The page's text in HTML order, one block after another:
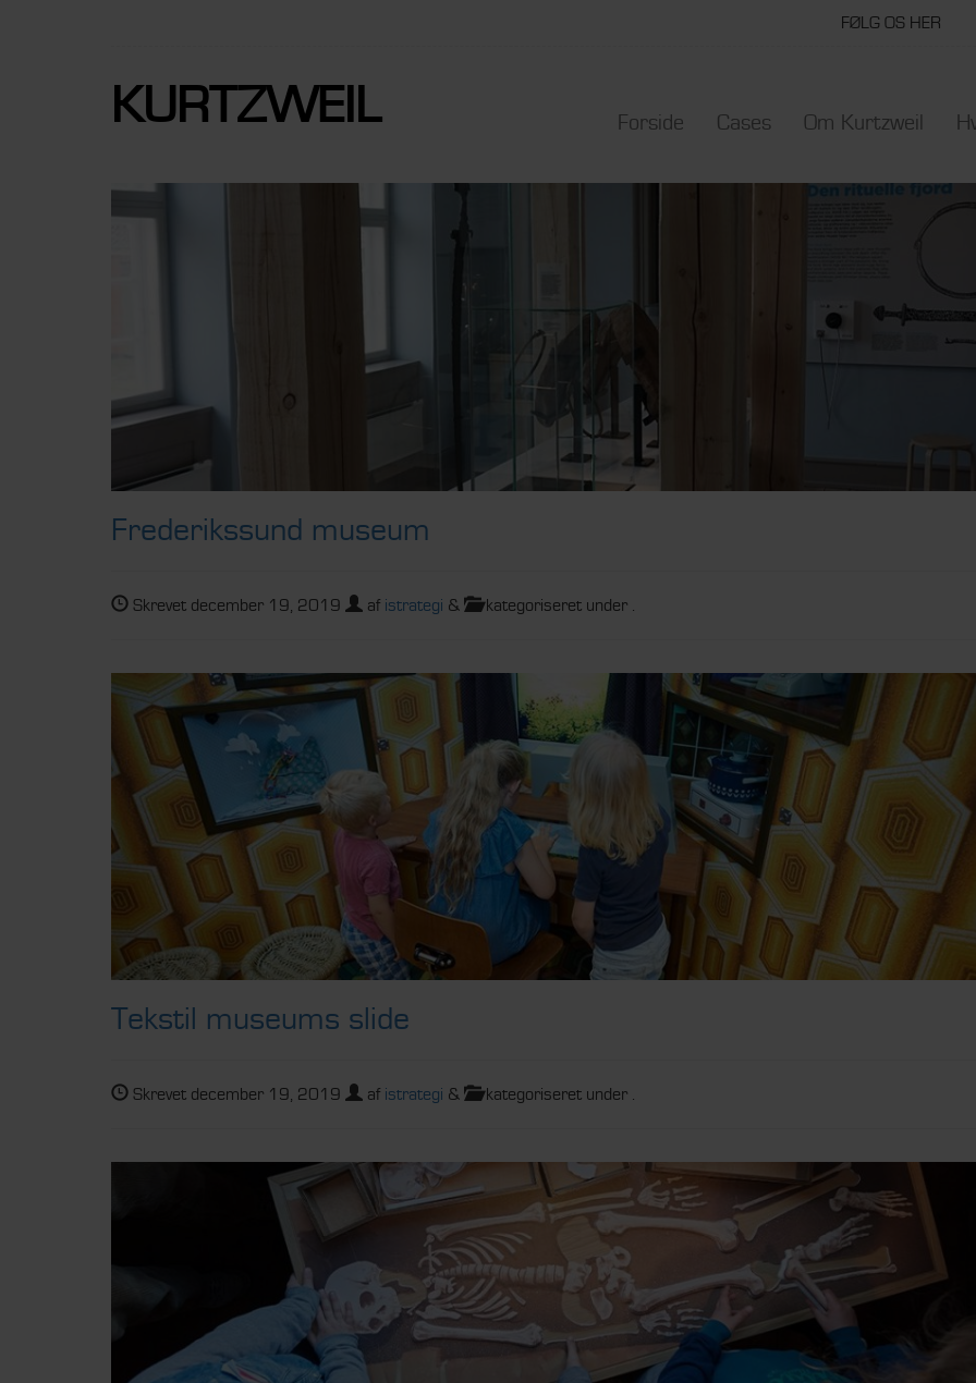
FØLG OS HER
KURTZWEIL Forside Cases Om Kurtzweil
Frederikssund museum
Skrevet december 19, 2019 af istrategi & kategoriseret under .
Tekstil museums slide
Skrevet december 19, 2019 af istrategi & kategoriseret under .